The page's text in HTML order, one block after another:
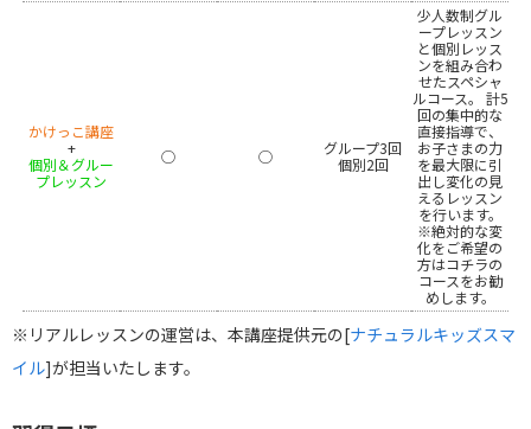
かけっこ講座
+
個別＆グルー
プレッスン
◯ ◯
グループ3回
個別2回
少人数制グル
ープレッスン
と個別レッス
ンを組み合わ
せたスペシャ
ルコース。 計5
回の集中的な
直接指導で、
お子さまの力
を最大限に引
出し変化の見
えるレッスン
を行います。
※絶対的な変
化をご希望の
方はコチラの
コースをお勧
めします。
※リアルレッスンの運営は、本講座提供元の[ナチュラルキッズスマ
イル]が担当いたします。